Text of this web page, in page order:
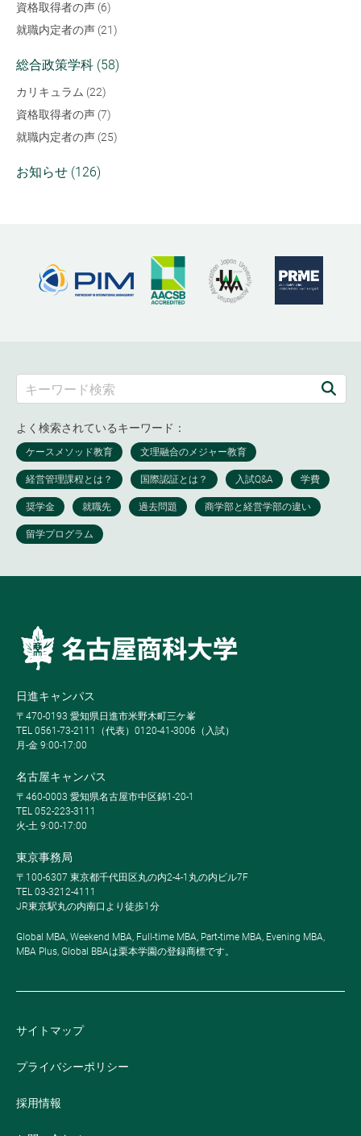
資格取得者の声 (6)
就職内定者の声 (21)
総合政策学科 (58)
カリキュラム (22)
資格取得者の声 (7)
就職内定者の声 (25)
お知らせ (126)
よく検索されているキーワード：
日進キャンパス
〒470-0193 愛知県日進市米野木町三ケ峯
TEL 0561-73-2111（代表）0120-41-3006（入試）
月-金 9:00-17:00
名古屋キャンパス
〒460-0003 愛知県名古屋市中区錦1-20-1
TEL 052-223-3111
火-土 9:00-17:00
東京事務局
〒100-6307 東京都千代田区丸の内2-4-1丸の内ビル7F
TEL 03-3212-4111
JR東京駅丸の内南口より徒歩1分
Global MBA, Weekend MBA, Full-time MBA, Part-time MBA, Evening MBA,
MBA Plus, Global BBAは栗本学園の登録商標です。
サイトマップ
プライバシーポリシー
採用情報